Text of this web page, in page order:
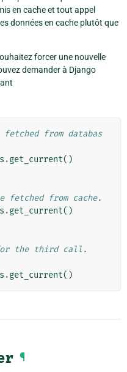
en cache et tout appel
données en cache plutôt que
forcer une nouvelle
demander à Django
from databas
.get_current()
from cache.
.get_current()
for the third call.
.get_current()
¶